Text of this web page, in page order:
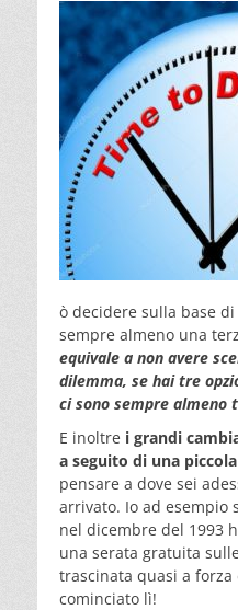
ò decidere sulla base di
sempre almeno una
equivale a non avere
dilemma, se hai tre
ci sono sempre almeno
E inoltre i grandi
a seguito di una
pensare a dove sei
arrivato. Io ad esempio
nel dicembre del 1993
una serata gratuita
trascinata quasi a
cominciato lì!